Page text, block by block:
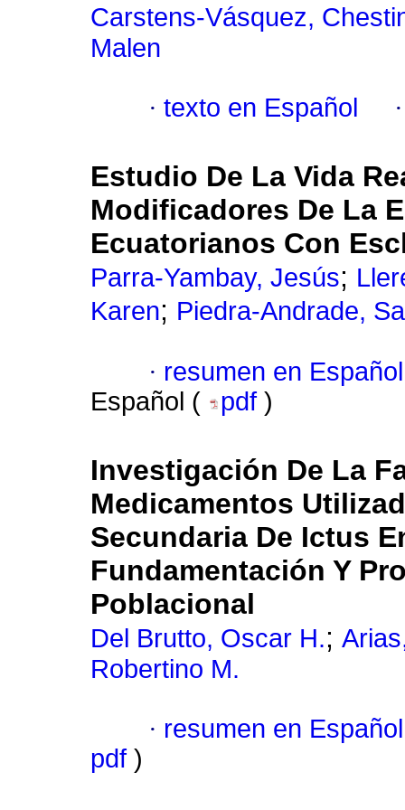
Carstens-Vásquez,
Malen
· texto en Español
Estudio De La Vida
Modificadores De La
Ecuatorianos Con
Parra-Yambay, Jesús;
Karen; Piedra-Andrade,
· resumen en Español
Español (
pdf )
Investigación De La
Medicamentos
Secundaria De Ictus
Fundamentación Y
Poblacional
Del Brutto, Oscar H.;
Robertino M.
· resumen en Español
pdf )